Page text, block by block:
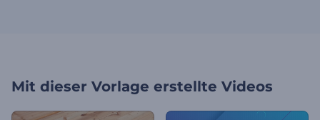
Mit dieser Vorlage erstellte Videos